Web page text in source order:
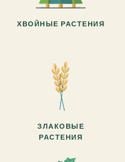
ХВОЙНЫЕ РАСТЕНИЯ
ЗЛАКОВЫЕ
РАСТЕНИЯ